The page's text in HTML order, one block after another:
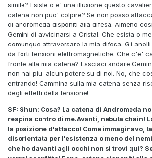
simile? Esiste o e' una illusione questo
catena non puo' colpire? Se non posso
di andromeda disponiti alla difesa. Almeno
Gemini di avvicinarsi a Cristal. Che esista o
comunque attraversare la mia difesa. Gli
da forti tensioni elettromagnetiche. Che c'e'
fronte alla mia catena? Lasciaci andare
non hai piu' alcun potere su di noi. No, che
entrando! Cammina sulla mia catena senza
degli effetti della tensione!
SF: Shun: Cosa? La catena di Andromeda
respina contro di me.Avanti, nebula chain!
la posizione d'attacco! Come immaginavo,
disorientata per l'esistenza o meno del
che ho davanti agli occhi non si trovi qui?